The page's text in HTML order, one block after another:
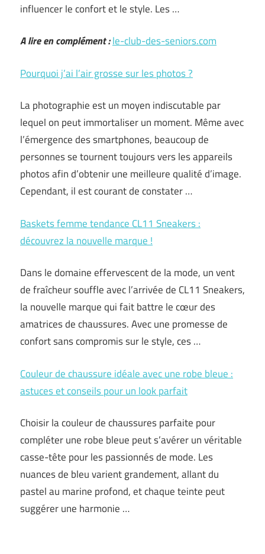
influencer le confort et le style. Les …
A lire en complément :le-club-des-seniors.com
Pourquoi j’ai l’air grosse sur les photos ?
La photographie est un moyen indiscutable par
lequel on peut immortaliser un moment. Même avec
l’émergence des smartphones, beaucoup de
personnes se tournent toujours vers les appareils
photos afin d’obtenir une meilleure qualité d’image.
Cependant, il est courant de constater …
Baskets femme tendance CL11 Sneakers :
découvrez la nouvelle marque !
Dans le domaine effervescent de la mode, un vent
de fraîcheur souffle avec l’arrivée de CL11 Sneakers,
la nouvelle marque qui fait battre le cœur des
amatrices de chaussures. Avec une promesse de
confort sans compromis sur le style, ces …
Couleur de chaussure idéale avec une robe bleue :
astuces et conseils pour un look parfait
Choisir la couleur de chaussures parfaite pour
compléter une robe bleue peut s’avérer un véritable
casse-tête pour les passionnés de mode. Les
nuances de bleu varient grandement, allant du
pastel au marine profond, et chaque teinte peut
suggérer une harmonie …